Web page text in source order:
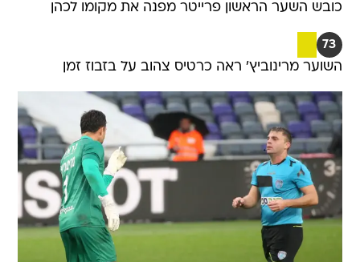
כובש השער הראשון פרייטר מפנה את מקומו לכהן
73
השוער מרינוביץ' ראה כרטיס צהוב על בזבוז זמן